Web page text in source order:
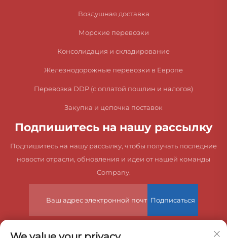
Воздушная доставка
Морские перевозки
Консолидация и складирование
Железнодорожные перевозки в Европе
Перевозка DDP (с оплатой пошлин и налогов)
Закупка и цепочка поставок
Подпишитесь на нашу рассылку
Подпишитесь на нашу рассылку, чтобы получать последние
новости отрасли, обновления и идеи от нашей команды
Company.
Подписаться